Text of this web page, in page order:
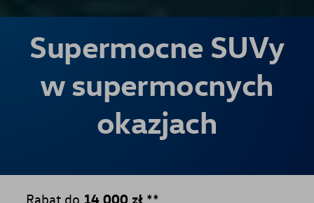
Supermocne SUVy
w supermocnych
okazjach
Rabat do 14 000 zł **